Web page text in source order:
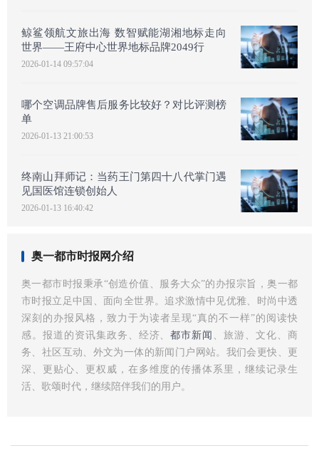
鲸鲨领航文旅出海 数智赋能湖湘地标走向
世界——王府中心世界地标品牌2049行
2026-01-14 09:57:04
哪个空调品牌售后服务比较好？对比评测榜
单
2026-01-13 21:00:53
终南山拜师记：当药王门第四十八代掌门遇
见国医馆连锁创始人
2026-01-13 16:40:42
奥一都市时报网介绍
奥一都市时报秉承“创造价值、服务大众”的办报宗旨，奥一都
市时报立足中国、面向全世界。追求激情中见优雅、时尚中透
深刻的办报风格，致力于为读者呈现“真的不一样”的阅读快
感。报道的资讯集政务、经济、都市新闻 、旅游、文化、商
务、社区互动、外文为一体的新闻门户网站。我们会更快、更
深、更贴心、更权威，在多维度的传播体系里，继续记录生
活、歌颂时代，继续陪伴我们的用户。